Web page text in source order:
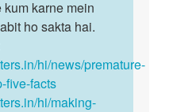
karne mein
ho sakta hai.
hi/news/premature-
five-facts
hi/making-